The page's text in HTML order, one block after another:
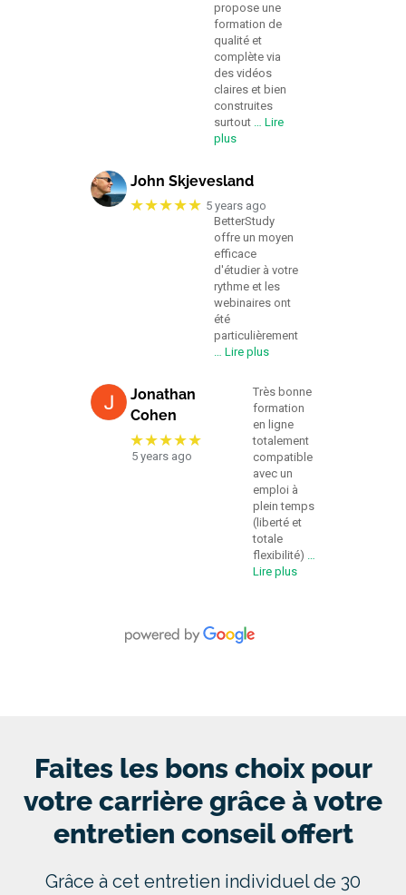
propose une
formation de
qualité et
complète via
des vidéos
claires et bien
construites
surtout … Lire
plus
John Skjevesland
★★★★★ 5 years ago
BetterStudy
offre un moyen
efficace
d'étudier à votre
rythme et les
webinaires ont
été
particulièrement
… Lire plus
Jonathan
Cohen
★★★★★
5 years ago
Très bonne
formation
en ligne
totalement
compatible
avec un
emploi à
plein temps
(liberté et
totale
flexibilité) …
Lire plus
Faites les bons choix pour
votre carrière grâce à votre
entretien conseil offert
Grâce à cet entretien individuel de 30